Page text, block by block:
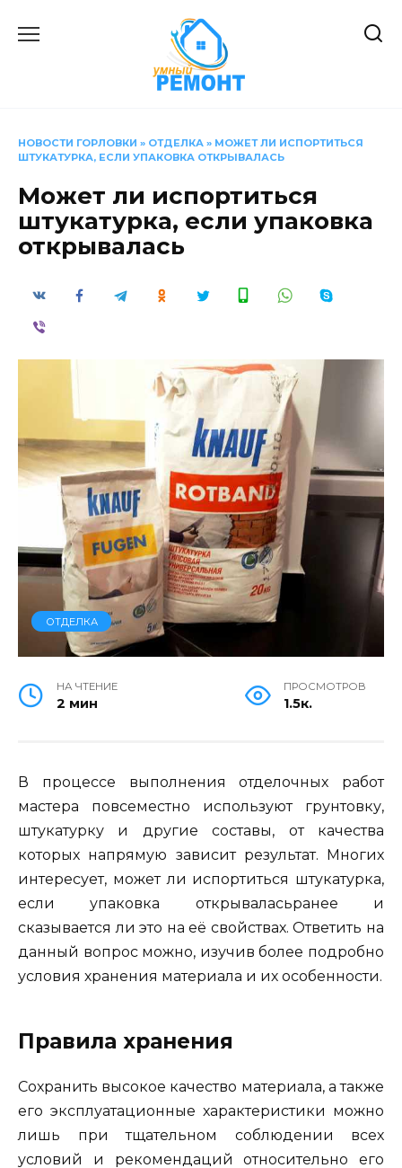
НОВОСТИ ГОРЛОВКИ » ОТДЕЛКА » МОЖЕТ ЛИ ИСПОРТИТЬСЯ
ШТУКАТУРКА, ЕСЛИ УПАКОВКА ОТКРЫВАЛАСЬ
Может ли испортиться
штукатурка, если упаковка
открывалась
ОТДЕЛКА
НА ЧТЕНИЕ
2 мин
ПРОСМОТРОВ
1.5к.
В процессе выполнения отделочных работ
мастера повсеместно используют грунтовку,
штукатурку и другие составы, от качества
которых напрямую зависит результат. Многих
интересует, может ли испортиться штукатурка,
если упаковка открываласьранее и
сказывается ли это на её свойствах. Ответить на
данный вопрос можно, изучив более подробно
условия хранения материала и их особенности.
Правила хранения
Сохранить высокое качество материала, а также
его эксплуатационные характеристики можно
лишь при тщательном соблюдении всех
условий и рекомендаций относительно его